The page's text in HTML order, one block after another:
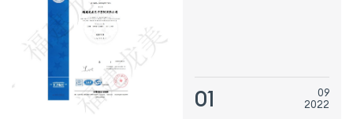
01
09
2022